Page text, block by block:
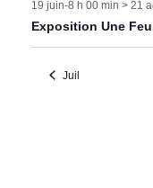
19 juin-8 h 00 min > 21
Exposition Une
Juil